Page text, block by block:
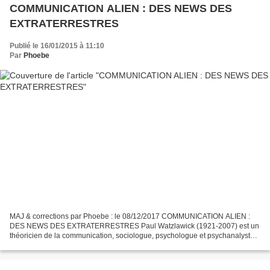
COMMUNICATION ALIEN : DES NEWS DES
EXTRATERRESTRES
Publié le 16/01/2015 à 11:10
Par Phoebe
MAJ & corrections par Phoebe : le 08/12/2017 COMMUNICATION ALIEN :
DES NEWS DES EXTRATERRESTRES Paul Watzlawick (1921-2007) est un
théoricien de la communication, sociologue, psychologue et psychanalyste